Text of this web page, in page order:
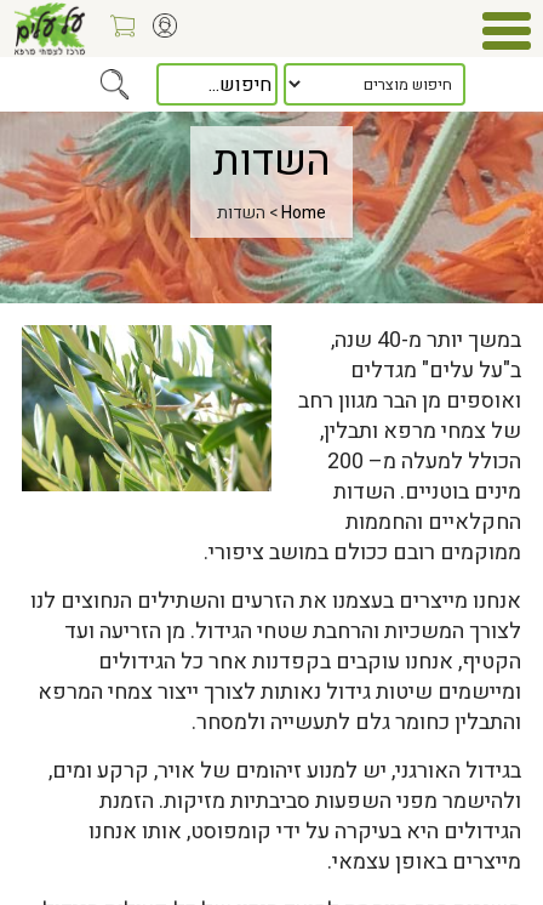
השדות
Home> השדות
במשך יותר מ-40 שנה,
ב"על עלים" מגדלים
ואוספים מן הבר מגוון רחב
של צמחי מרפא ותבלין,
הכולל למעלה מ– 200
מינים בוטניים. השדות
החקלאיים והחממות
ממוקמים רובם ככולם במושב ציפורי.
אנחנו מייצרים בעצמנו את הזרעים והשתילים הנחוצים לנו
לצורך המשכיות והרחבת שטחי הגידול. מן הזריעה ועד
הקטיף, אנחנו עוקבים בקפדנות אחר כל הגידולים
ומיישמים שיטות גידול נאותות לצורך ייצור צמחי המרפא
והתבלין כחומר גלם לתעשייה ולמסחר.
בגידול האורגני, יש למנוע זיהומים של אויר, קרקע ומים,
ולהישמר מפני השפעות סביבתיות מזיקות. הזמנת
הגידולים היא בעיקרה על ידי קומפוסט, אותו אנחנו
מייצרים באופן עצמאי.